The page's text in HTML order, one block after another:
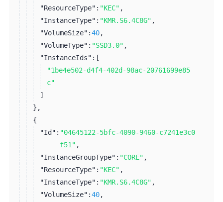
"ResourceType": "KEC" ,
"InstanceType": "KMR.S6.4C8G" ,
"VolumeSize":40,
"VolumeType": "SSD3.0" ,
"InstanceIds": [
"1be4e502-d4f4-402d-98ac-20761699e85
c"
]
} ,
{
"Id": "04645122-5bfc-4090-9460-c7241e3c0
f51" ,
"InstanceGroupType": "CORE" ,
"ResourceType": "KEC" ,
"InstanceType": "KMR.S6.4C8G" ,
"VolumeSize":40,